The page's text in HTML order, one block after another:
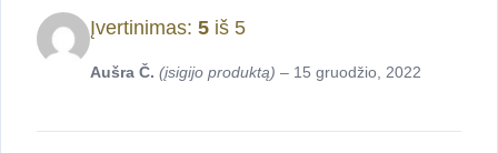
Įvertinimas: 5 iš 5
Aušra Č. (įsigijo produktą) – 15 gruodžio, 2022